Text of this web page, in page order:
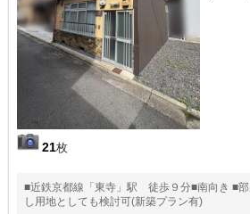
21枚
■近鉄京都線「東寺」駅 徒歩９分■南向き ■
し用地としても検討可(新築プラン有)